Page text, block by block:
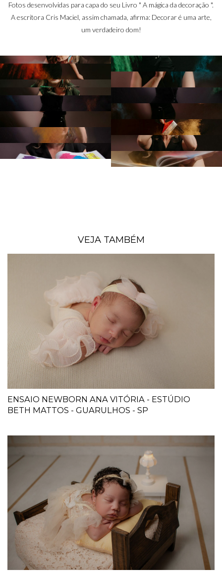
Fotos desenvolvidas para capa do seu Livro " A mágica da decoração ".
A escritora Cris Maciel, assim chamada, afirma: Decorar é uma arte,
um verdadeiro dom!
VEJA TAMBÉM
ENSAIO NEWBORN ANA VITÓRIA - ESTÚDIO
BETH MATTOS - GUARULHOS - SP